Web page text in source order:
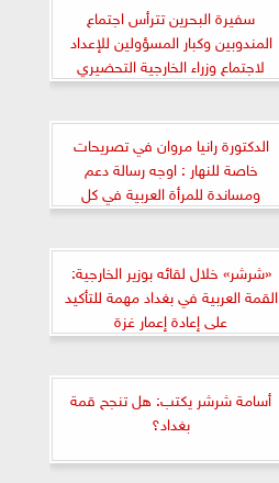
سفيرة البحرين تترأس اجتماع
المندوبين وكبار المسؤولين للإعداد
لاجتماع وزراء الخارجية التحضيري
للقمة العربية في بغداد
الدكتورة رانيا مروان في تصريحات
خاصة للنهار : اوجه رسالة دعم
ومساندة للمرأة العربية في كل
اقطارنا العربية بالتزامن مع القمة
«شرشر» خلال لقائه بوزير الخارجية:
القمة العربية في بغداد مهمة للتأكيد
على إعادة إعمار غزة
أسامة شرشر يكتب: هل تنجح قمة
بغداد؟